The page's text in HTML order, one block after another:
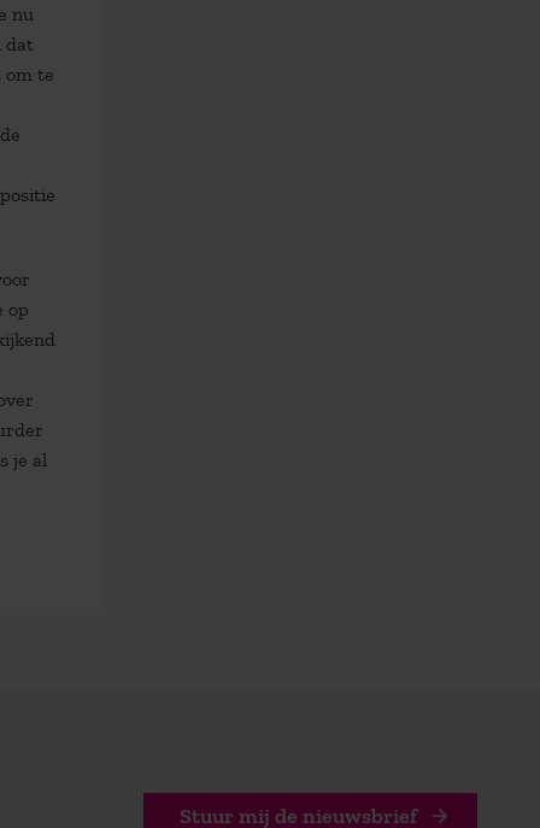
nu
dat
om te
op
je al
Stuur mij de nieuwsbrief